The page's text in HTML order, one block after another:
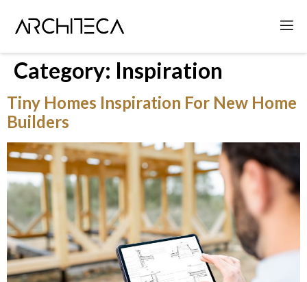
Category: Inspiration
Tiny Homes Inspiration For New Home
Builders